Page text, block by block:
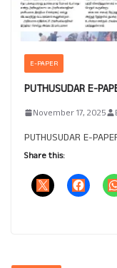
E-PAPER
PUTHUSUDAR E-
November 17, 2025
PUTHUSUDAR E-
Share this: